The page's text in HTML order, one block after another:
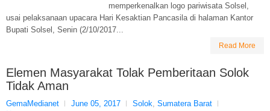
memperkenalkan logo pariwisata Solsel,
usai pelaksanaan upacara Hari Kesaktian Pancasila di halaman Kantor
Bupati Solsel, Senin (2/10/2017...
Read More
Elemen Masyarakat Tolak Pemberitaan Solok
Tidak Aman
GemaMedianet June 05, 2017 Solok Sumatera Barat